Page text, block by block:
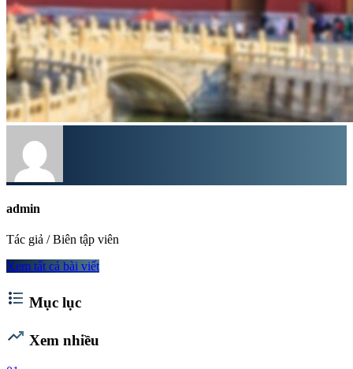
admin
Tác giả / Biên tập viên
Xem tất cả bài viết
format_list_bulleted Mục lục
trending_up Xem nhiều